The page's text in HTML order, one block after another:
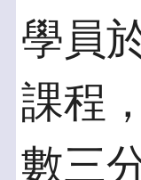
學員
課程
數三